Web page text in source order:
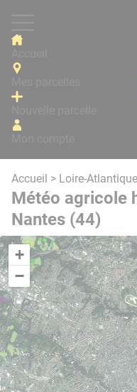
Accueil > Loire-Atlantique
Météo agricole
Nantes (44)
+
−